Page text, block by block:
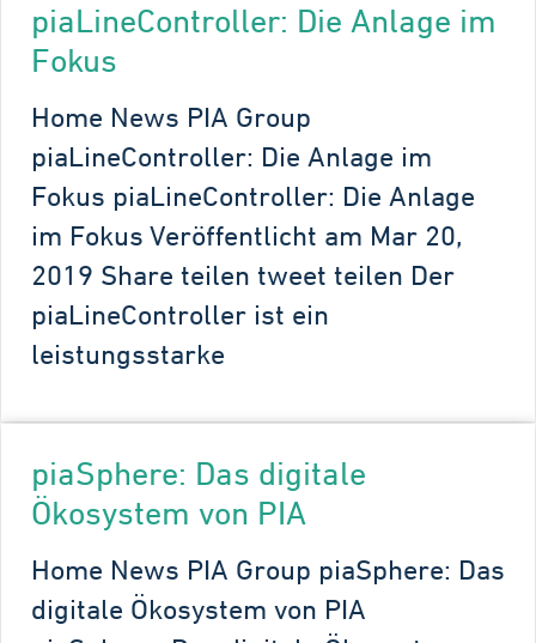
piaLineController: Die Anlage im
Fokus
Home News PIA Group
piaLineController: Die Anlage im
Fokus piaLineController: Die Anlage
im Fokus Veröffentlicht am Mar 20,
2019 Share teilen tweet teilen Der
piaLineController ist ein
leistungsstarke
piaSphere: Das digitale
Ökosystem von PIA
Home News PIA Group piaSphere: Das
digitale Ökosystem von PIA